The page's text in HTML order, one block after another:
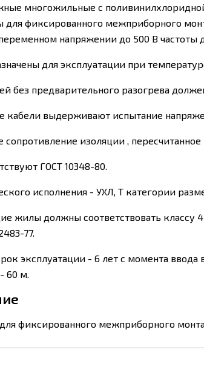
многожильные с
для фиксированного межприборного
напряжении до 500 В частоты
для эксплуатации при
без предварительного разогрева
кабели выдерживают испытание
сопротивление изоляции ,
ГОСТ 10348-80.
исполнения - УХЛ, Т категории
жилы должны соответствовать классу
77.
эксплуатации - 6 лет с момента
60 м.
фиксированного межприборного